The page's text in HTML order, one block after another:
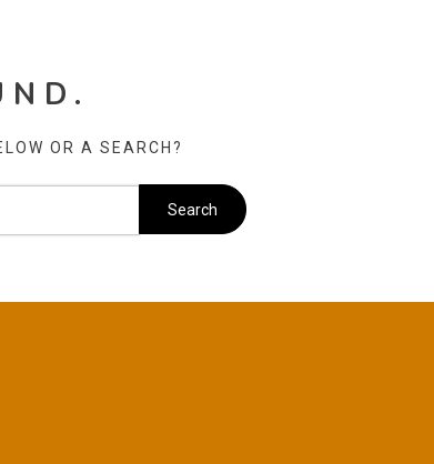
OR A SEARCH?